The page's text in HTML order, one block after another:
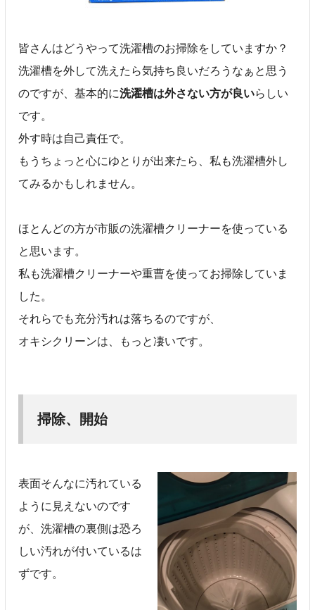
皆さんはどうやって洗濯槽のお掃除をしていますか？
洗濯槽を外して洗えたら気持ち良いだろうなぁと思う
のですが、基本的に洗濯槽は外さない方が良いらしい
です。
外す時は自己責任で。
もうちょっと心にゆとりが出来たら、私も洗濯槽外し
てみるかもしれません。
ほとんどの方が市販の洗濯槽クリーナーを使っている
と思います。
私も洗濯槽クリーナーや重曹を使ってお掃除していま
した。
それらでも充分汚れは落ちるのですが、
オキシクリーンは、もっと凄いです。
掃除、開始
表面そんなに汚れている
ように見えないのです
が、洗濯槽の裏側は恐ろ
しい汚れが付いているは
ずです。